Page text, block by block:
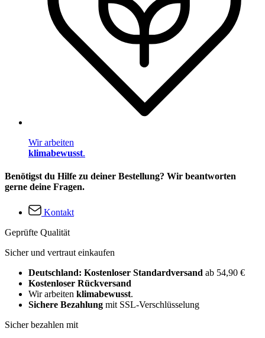
Wir arbeiten
klimabewusst.
Benötigst du Hilfe zu deiner Bestellung? Wir beantworten
gerne deine Fragen.
Kontakt
Geprüfte Qualität
Sicher und vertraut einkaufen
Deutschland: Kostenloser Standardversand ab 54,90 €
Kostenloser Rückversand
Wir arbeiten klimabewusst.
Sichere Bezahlung mit SSL-Verschlüsselung
Sicher bezahlen mit